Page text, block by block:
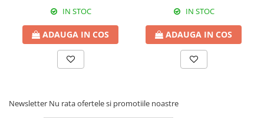
IN STOC
ADAUGA IN COS
IN STOC
ADAUGA IN COS
Newsletter Nu rata ofertele si promotiile noastre